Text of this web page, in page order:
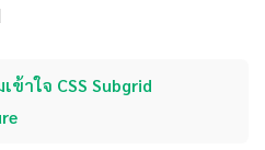
ข้าใจ CSS Subgrid